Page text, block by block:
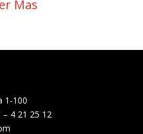
Mas
1-100
4 21 25 12